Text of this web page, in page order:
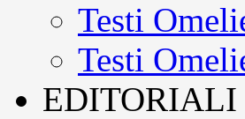
Testi
Testi
EDITORIALI